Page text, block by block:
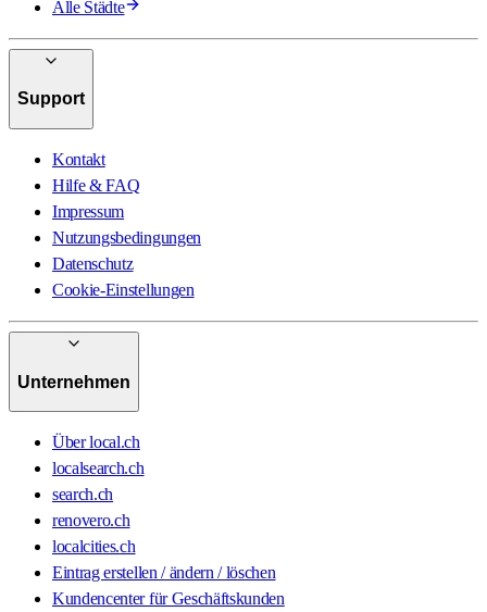
Alle Städte
Support
Kontakt
Hilfe & FAQ
Impressum
Nutzungsbedingungen
Datenschutz
Cookie-Einstellungen
Unternehmen
Über local.ch
localsearch.ch
search.ch
renovero.ch
localcities.ch
Eintrag erstellen / ändern / löschen
Kundencenter für Geschäftskunden